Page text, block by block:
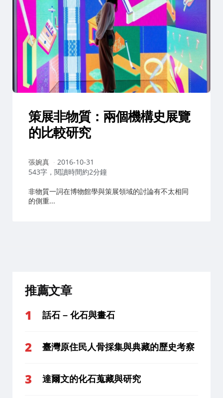
策展非物質：兩個機構史展覽
的比較研究
作
者：
張婉真
2016-10-31
543字，閱讀時間約2分鐘
非物質一詞在博物館學與策展領域的討論有不太相同
的側重...
推薦文章
話石 – 化石與畫石
臺灣原住民人骨採集與典藏的歷史考察
達爾文的化石蒐藏與研究